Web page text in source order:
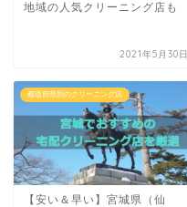
地域の人気クリーニング店も
2021年5月30日
都道府県別のクリーニング店
【安い＆早い】宮城県（仙